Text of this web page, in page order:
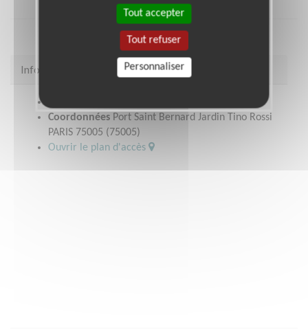
Infos pratiques
Coordonnées Port Saint Bernard Jardin Tino Rossi
PARIS 75005 (75005)
Ouvrir le plan d'accès
Tout accepter
Tout refuser
Personnaliser